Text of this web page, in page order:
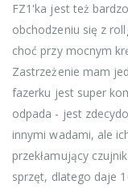
FZ1'ka jest też
obchodzeniu się z
choć przy mocnym
Zastrzeżenie mam
fazerku jest super
odpada - jest
innymi wadami, ale
przekłamujący
sprzęt, dlatego daje